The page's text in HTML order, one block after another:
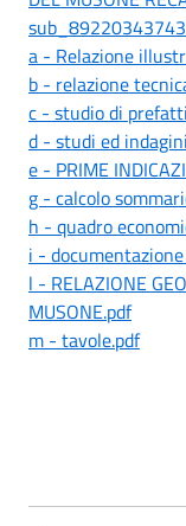
a - Relazione
b - relazione
c - studio di
d - studi ed
e - PRIME
g - calcolo
h - quadro
i -
l - RELAZIONE
MUSONE.pdf
m - tavole.pdf